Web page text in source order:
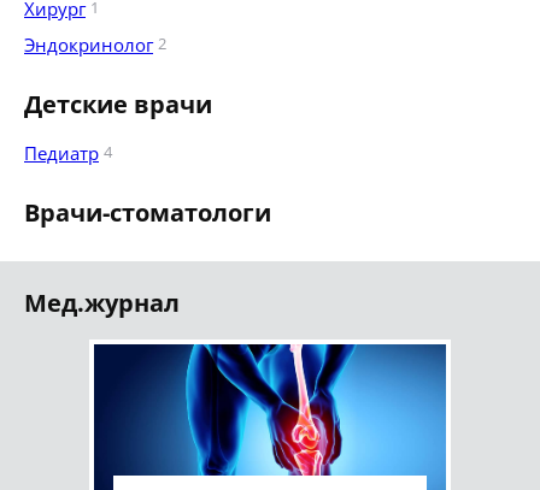
Хирург 1
Эндокринолог 2
Детские врачи
Педиатр 4
Врачи-стоматологи
Мед.журнал